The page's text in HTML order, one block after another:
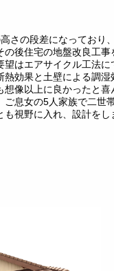
さの段差になっており
後住宅の地盤改良工事
はエアサイクル工法に
効果と土壁による調
像以上に良かったと喜
息女の5人家族で二世
視野に入れ、設計をし